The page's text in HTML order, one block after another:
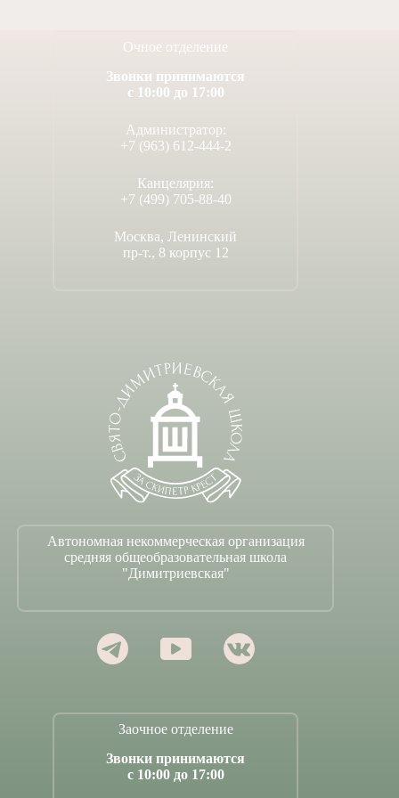
Очное отделение
Звонки принимаются
с 10:00 до 17:00
Администратор:
+7 (963) 612-444-2
Канцелярия:
+7 (499) 705-88-40
Москва, Ленинский
пр-т., 8 корпус 12
Автономная некоммерческая организация
средняя общеобразовательная школа
"Димитриевская"
Заочное отделение
Звонки принимаются
с 10:00 до 17:00